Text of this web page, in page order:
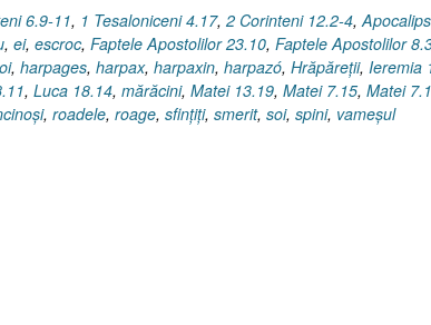
6.9-11, 1 Tesaloniceni 4.17, 2 Corinteni 12.2-4,
, ei, escroc, Faptele Apostolilor 23.10, Faptele Apostolilor
, harpages, harpax, harpaxin, harpazó, Hrăpăreţii, Ieremia
, Luca 18.14, mărăcini, Matei 13.19, Matei 7.15, Matei
, roadele, roage, sfinţiţi, smerit, soi, spini, vameşul